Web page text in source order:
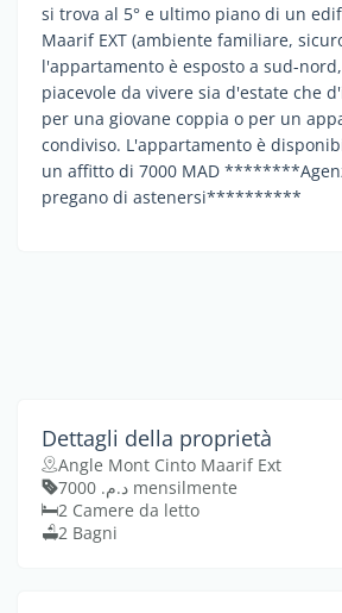
si trova al 5° e ultimo piano di un
Maarif EXT (ambiente familiare,
l'appartamento è esposto a sud-
piacevole da vivere sia d'estate che
per una giovane coppia o per un
condiviso. L'appartamento è
un affitto di 7000 MAD
pregano di astenersi**********
Dettagli della proprietà
Angle Mont Cinto Maarif Ext
د.م. 7000 mensilmente
2 Camere da letto
2 Bagni